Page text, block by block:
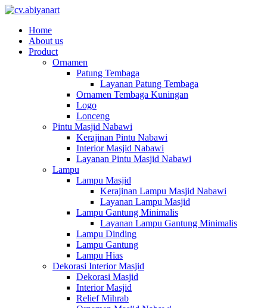
Home
About us
Product
Ornamen
Patung Tembaga
Layanan Patung Tembaga
Ornamen Tembaga Kuningan
Logo
Lonceng
Pintu Masjid Nabawi
Kerajinan Pintu Nabawi
Interior Masjid Nabawi
Layanan Pintu Masjid Nabawi
Lampu
Lampu Masjid
Kerajinan Lampu Masjid Nabawi
Layanan Lampu Masjid
Lampu Gantung Minimalis
Layanan Lampu Gantung Minimalis
Lampu Dinding
Lampu Gantung
Lampu Hias
Dekorasi Interior Masjid
Dekorasi Masjid
Interior Masjid
Relief Mihrab